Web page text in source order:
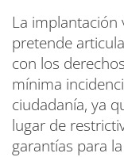
La implantación
pretende
con los
mínima
ciudadanía, ya
lugar de
garantías para